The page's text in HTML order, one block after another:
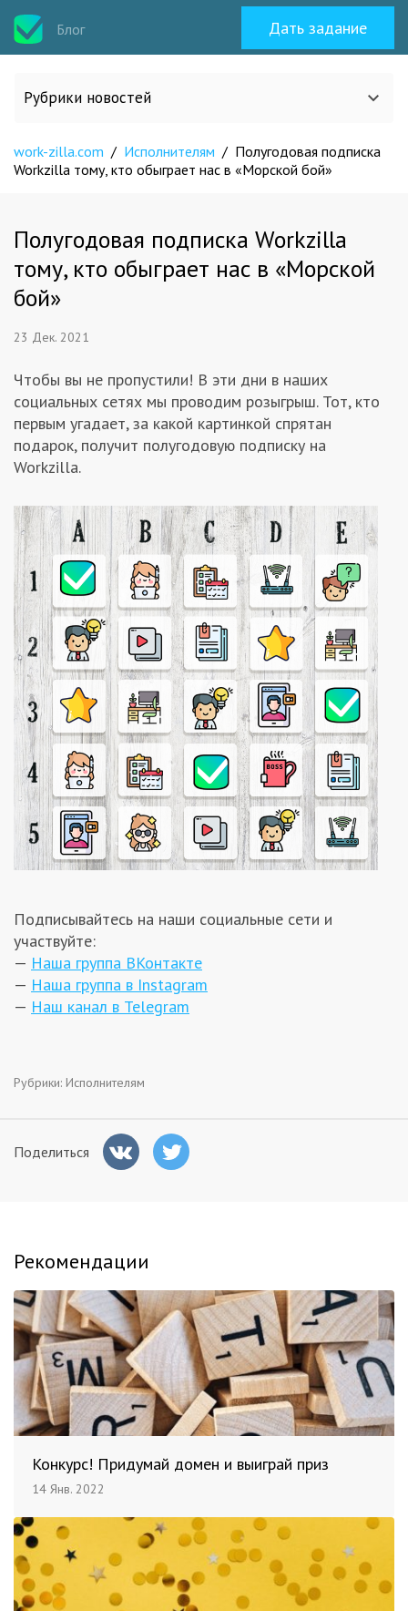
Блог Дать задание
Рубрики новостей
Все статьи
Кейсы
Исполнителям
Заказчикам
Гости
work-zilla.com / Исполнителям / Полугодовая подписка
Workzilla тому, кто обыграет нас в «Морской бой»
Полугодовая подписка Workzilla
тому, кто обыграет нас в «Морской
бой»
23 Дек. 2021
Чтобы вы не пропустили! В эти дни в наших
социальных сетях мы проводим розыгрыш. Тот, кто
первым угадает, за какой картинкой спрятан
подарок, получит полугодовую подписку на
Workzilla.
Подписывайтесь на наши социальные сети и
участвуйте:
— Наша группа ВКонтакте
— Наша группа в Instagram
— Наш канал в Теlegram
Рубрики: Исполнителям
Поделиться
Рекомендации
Конкурс! Придумай домен и выиграй приз
14 Янв. 2022